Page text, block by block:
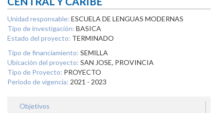
Unidad responsable: ESCUELA DE LENGUAS MODERNAS
Tipo de investigación: BASICA
Estado del proyecto: TERMINADO
Tipo de financiamiento: SEMILLA
Ubicación del proyecto: SAN JOSE, PROVINCIA
Tipo de Proyecto: PROYECTO
Periodo de vigencia: 2021 - 2023
Objetivos